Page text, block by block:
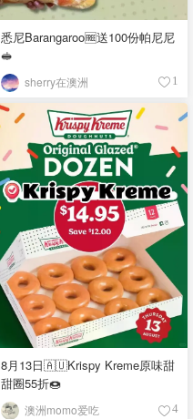
悉尼Barangaroo🆓送100份帕尼尼
🥪
sherry在澳洲 1
8月13日🇦🇺Krispy Kreme原味甜
甜圈55折🍩
澳洲momo爱吃 4